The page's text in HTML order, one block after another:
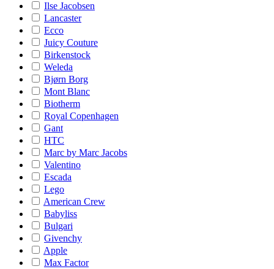
Ilse Jacobsen
Lancaster
Ecco
Juicy Couture
Birkenstock
Weleda
Bjørn Borg
Mont Blanc
Biotherm
Royal Copenhagen
Gant
HTC
Marc by Marc Jacobs
Valentino
Escada
Lego
American Crew
Babyliss
Bulgari
Givenchy
Apple
Max Factor